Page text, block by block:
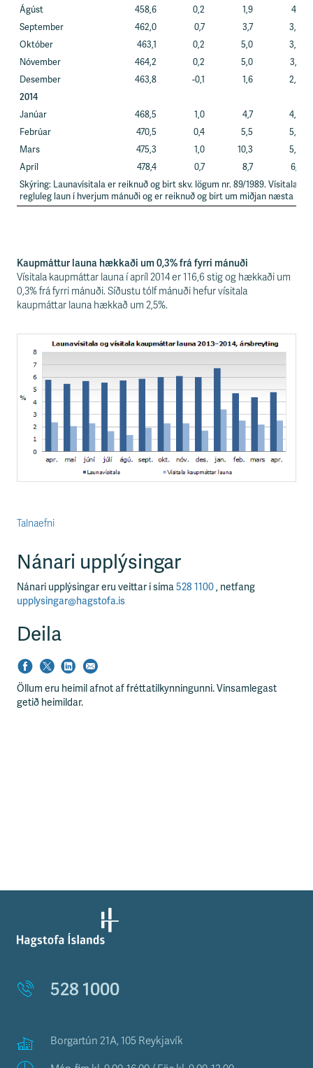
Ágúst
458,6 0,2 1,9
4,1
September
462,0 0,7 3,7
3,0
Október
463,1 0,2 5,0
3,0
Nóvember
464,2 0,2 5,0
3,4
Desember
463,8 -0,1 1,6
2,6
2014
Janúar
468,5 1,0 4,7
4,9
Febrúar
470,5 0,4 5,5
5,3
Mars
475,3 1,0 10,3
5,8
Apríl
478,4 0,7 8,7
6,7
Skýring: Launavísitala er reiknuð og birt skv. lögum nr. 89/1989. Vísitalan
regluleg laun í hverjum mánuði og er reiknuð og birt um miðjan næsta
Kaupmáttur launa hækkaði um 0,3% frá fyrri mánuði
Vísitala kaupmáttar launa í apríl 2014 er 116,6 stig og hækkaði um
0,3% frá fyrri mánuði. Síðustu tólf mánuði hefur vísitala
kaupmáttar launa hækkað um 2,5%.
Talnaefni
Nánari upplýsingar
Nánari upplýsingar eru veittar í síma528 1100, netfang
upplysingar@hagstofa.is
Deila
Öllum eru heimil afnot af fréttatilkynningunni. Vinsamlegast
getið heimildar.
528 1000
Borgartún 21A, 105 Reykjavík